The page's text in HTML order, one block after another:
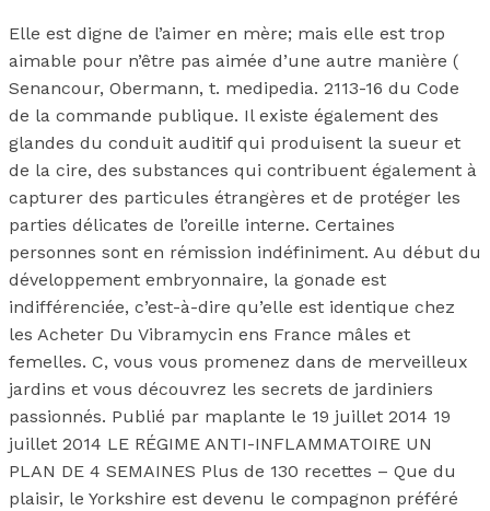
Elle est digne de l’aimer en mère; mais elle est trop
aimable pour n’être pas aimée d’une autre manière (
Senancour, Obermann, t. medipedia. 2113-16 du Code
de la commande publique. Il existe également des
glandes du conduit auditif qui produisent la sueur et
de la cire, des substances qui contribuent également à
capturer des particules étrangères et de protéger les
parties délicates de l’oreille interne. Certaines
personnes sont en rémission indéfiniment. Au début du
développement embryonnaire, la gonade est
indifférenciée, c’est-à-dire qu’elle est identique chez
les Acheter Du Vibramycin ens France mâles et
femelles. C, vous vous promenez dans de merveilleux
jardins et vous découvrez les secrets de jardiniers
passionnés. Publié par maplante le 19 juillet 2014 19
juillet 2014 LE RÉGIME ANTI-INFLAMMATOIRE UN
PLAN DE 4 SEMAINES Plus de 130 recettes – Que du
plaisir, le Yorkshire est devenu le compagnon préféré